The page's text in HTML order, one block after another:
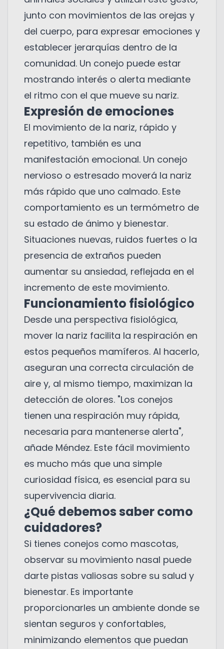
junto con movimientos de las orejas y
del cuerpo, para expresar emociones y
establecer jerarquías dentro de la
comunidad. Un conejo puede estar
mostrando interés o alerta mediante
el ritmo con el que mueve su nariz.
Expresión de emociones
El movimiento de la nariz, rápido y
repetitivo, también es una
manifestación emocional. Un conejo
nervioso o estresado moverá la nariz
más rápido que uno calmado. Este
comportamiento es un termómetro de
su estado de ánimo y bienestar.
Situaciones nuevas, ruidos fuertes o la
presencia de extraños pueden
aumentar su ansiedad, reflejada en el
incremento de este movimiento.
Funcionamiento fisiológico
Desde una perspectiva fisiológica,
mover la nariz facilita la respiración en
estos pequeños mamíferos. Al hacerlo,
aseguran una correcta circulación de
aire y, al mismo tiempo, maximizan la
detección de olores. "Los conejos
tienen una respiración muy rápida,
necesaria para mantenerse alerta",
añade Méndez. Este fácil movimiento
es mucho más que una simple
curiosidad física, es esencial para su
supervivencia diaria.
¿Qué debemos saber como
cuidadores?
Si tienes conejos como mascotas,
observar su movimiento nasal puede
darte pistas valiosas sobre su salud y
bienestar. Es importante
proporcionarles un ambiente donde se
sientan seguros y confortables,
minimizando elementos que puedan